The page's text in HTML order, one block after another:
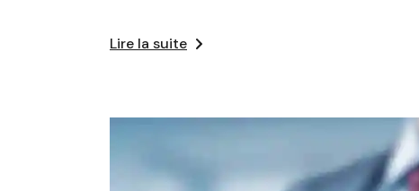
Lire la suite